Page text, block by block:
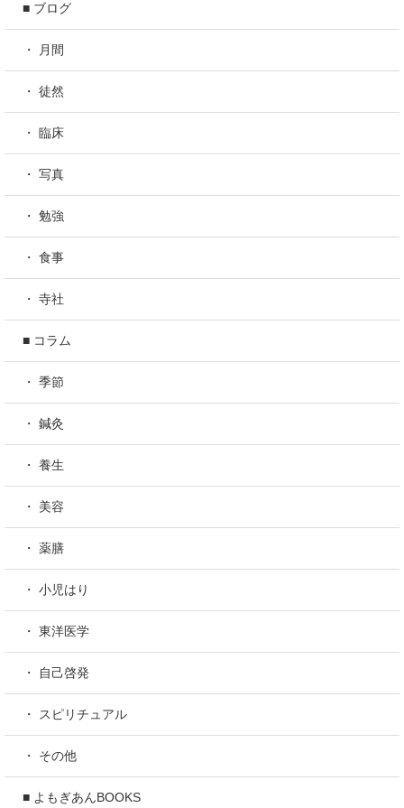
■ ブログ
・ 月間
・ 徒然
・ 臨床
・ 写真
・ 勉強
・ 食事
・ 寺社
■ コラム
・ 季節
・ 鍼灸
・ 養生
・ 美容
・ 薬膳
・ 小児はり
・ 東洋医学
・ 自己啓発
・ スピリチュアル
・ その他
■ よもぎあんBOOKS